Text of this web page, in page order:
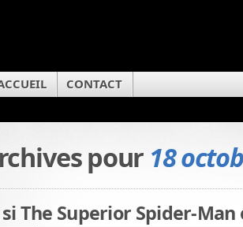
CONTACT
pour 18
si The Superior Spider-Man